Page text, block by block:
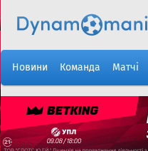
Новини Команда Матчі